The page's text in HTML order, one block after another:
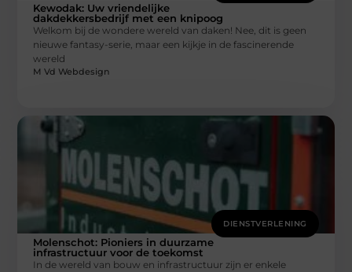
Kewodak: Uw vriendelijke
dakdekkersbedrijf met een knipoog
Welkom bij de wondere wereld van daken! Nee, dit is geen
nieuwe fantasy-serie, maar een kijkje in de fascinerende
wereld
M Vd Webdesign
DIENSTVERLENING
Molenschot: Pioniers in duurzame
infrastructuur voor de toekomst
In de wereld van bouw en infrastructuur zijn er enkele